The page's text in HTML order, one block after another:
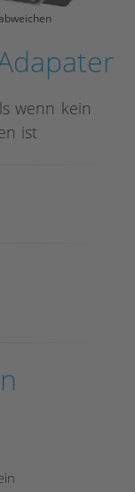
wenn kein
ist